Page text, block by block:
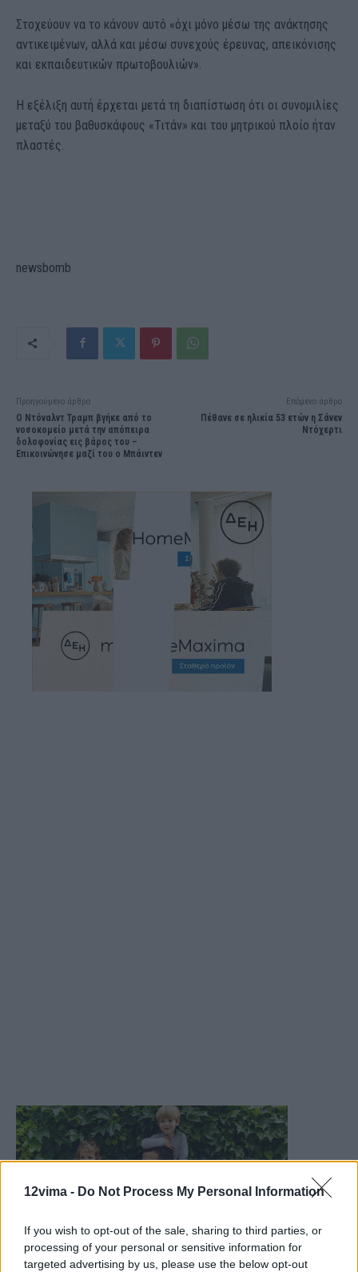
12vima - Do Not Process My Personal Information
If you wish to opt-out of the sale, sharing to third parties, or
processing of your personal or sensitive information for
targeted advertising by us, please use the below opt-out
Στοχεύουν να το κάνουν αυτό «όχι μόνο μέσω της ανάκτησης
αντικειμένων, αλλά και μέσω συνεχούς έρευνας, απεικόνισης
και εκπαιδευτικών πρωτοβουλιών».
Η εξέλιξη αυτή έρχεται μετά τη διαπίστωση ότι οι συνομιλίες
μεταξύ του βαθυσκάφους «Τιτάν» και του μητρικού πλοίο ήταν
πλαστές.
newsbomb
Προηγούμενο άρθρο
Ο Ντόναλντ Τραμπ βγήκε από το
νοσοκομείο μετά την απόπειρα
δολοφονίας εις βάρος του –
Επικοινώνησε μαζί του ο Μπάιντεν
Επόμενο άρθρο
Πέθανε σε ηλικία 53 ετών η Σάνεν
Ντόχερτι